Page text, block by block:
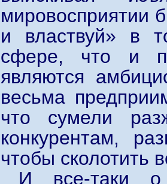
мировосприятии
и властвуй» в
сфере, что и
являются
весьма
что сумели
конкурентам,
чтобы сколотить
И все-таки о